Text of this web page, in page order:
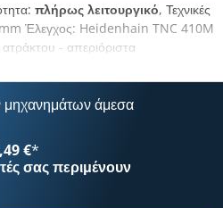
πλήρως λειτουργικό, Τεχνικές
Έλεγχος: Heidenhain TNC 410M
- απεριόριστα
ισχύς: kW Βάρος
Επιπλέον πληροφορίες * CNC
μηχανημάτων άμεσα
€*
σας περιμένουν